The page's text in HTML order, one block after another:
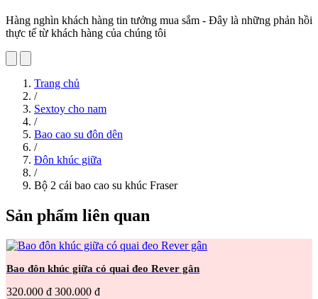
Hàng nghìn khách hàng tin tưởng mua sắm - Đây là những phản hồi
thực tế từ khách hàng của chúng tôi
Trang chủ
/
Sextoy cho nam
/
Bao cao su đôn dên
/
Đôn khúc giữa
/
Bộ 2 cái bao cao su khúc Fraser
Sản phẩm liên quan
Bao đôn khúc giữa có quai đeo Rever gân
320.000 đ 300.000 đ